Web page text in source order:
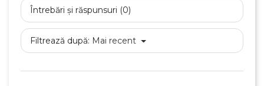
Întrebări și răspunsuri (0)
Filtrează după: Mai recent